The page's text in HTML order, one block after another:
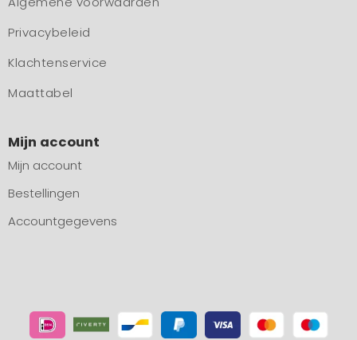
Privacybeleid
Klachtenservice
Maattabel
Mijn account
Mijn account
Bestellingen
Accountgegevens